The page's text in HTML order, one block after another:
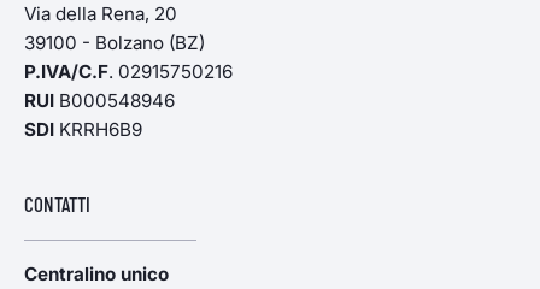
Via della Rena, 20
39100 - Bolzano (BZ)
P.IVA/C.F. 02915750216
RUI B000548946
SDI KRRH6B9
CONTATTI
Centralino unico